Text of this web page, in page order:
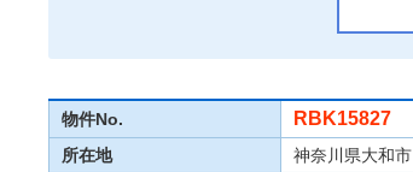
物件No. RBK15827
所在地
神奈川県大和市